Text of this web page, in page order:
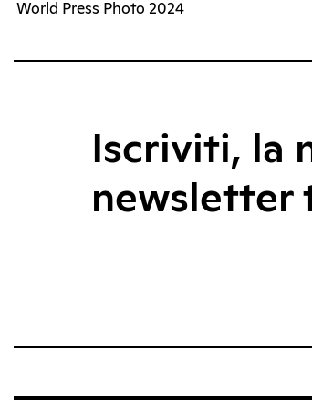
World Press Photo 2024
Iscriviti, la
newsletter